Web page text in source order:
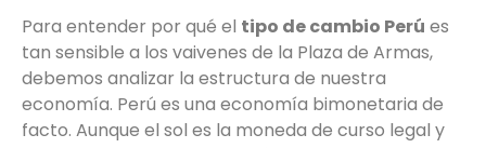
Para entender por qué el tipo de cambio Perú es
tan sensible a los vaivenes de la Plaza de Armas,
debemos analizar la estructura de nuestra
economía. Perú es una economía bimonetaria de
facto. Aunque el sol es la moneda de curso legal y